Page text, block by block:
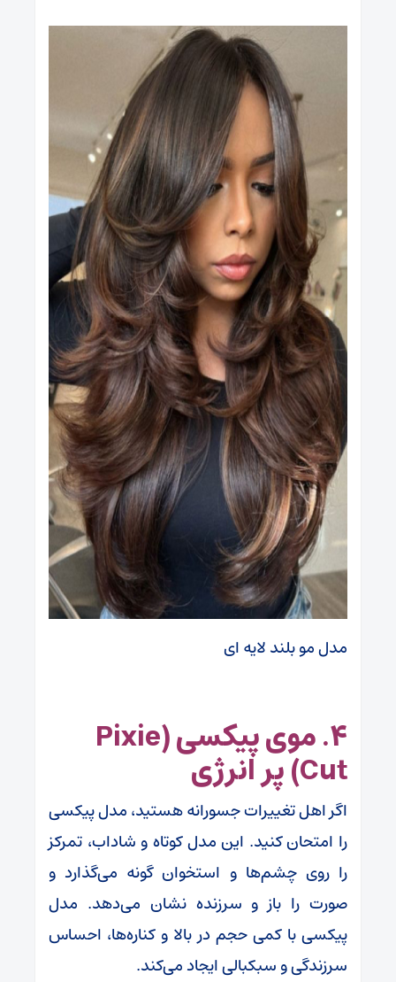
مدل مو بلند لایه ای
۴. موی پیکسی (Pixie
Cut) پر انرژی
اگر اهل تغییرات جسورانه هستید، مدل پیکسی
را امتحان کنید. این مدل کوتاه و شاداب، تمرکز
را روی چشم‌ها و استخوان گونه می‌گذارد و
صورت را باز و سرزنده نشان می‌دهد. مدل
پیکسی با کمی حجم در بالا و کناره‌ها، احساس
سرزندگی و سبکبالی ایجاد می‌کند.